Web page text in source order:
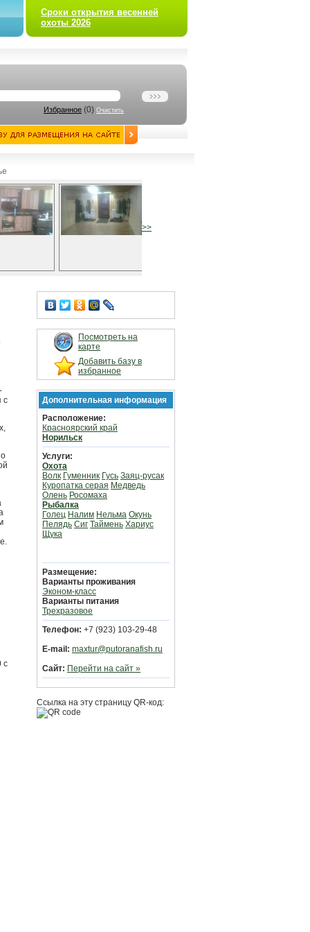
Сроки открытия весенней
охоты 2026
Избранное (0) Очистить
>>
с
с
Посмотреть на
карте
Добавить базу в
избранное
Дополнительная информация
Расположение:
Красноярский край
Норильск
Услуги:
Охота
Волк Гуменник Гусь Заяц-русак
Куропатка серая Медведь
Олень Росомаха
Рыбалка
Голец Налим Нельма Окунь
Пелядь Сиг Таймень Хариус
Щука
Размещение:
Варианты проживания
Эконом-класс
Варианты питания
Трехразовое
Телефон: +7 (923) 103-29-48
E-mail: maxtur@putoranafish.ru
Сайт: Перейти на сайт »
Ссылка на эту страницу QR-код: